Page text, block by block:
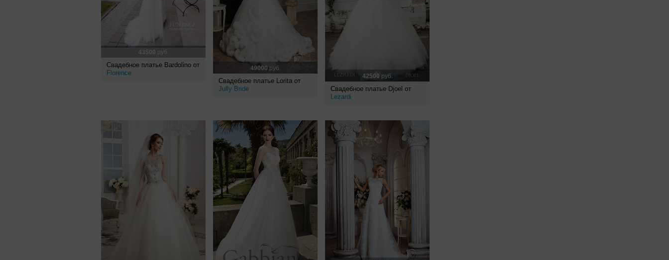
43500 руб.
Свадебное платье Bardolino от
Florence
49000 руб.
Свадебное платье Lorita от
Jully Bride
42500 руб.
Свадебное платье Djoel от
Lezardi